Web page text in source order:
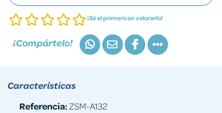
¡Sé el primero en valorarlo!
¡Compártelo!
Características
Referencia: ZSM-A132